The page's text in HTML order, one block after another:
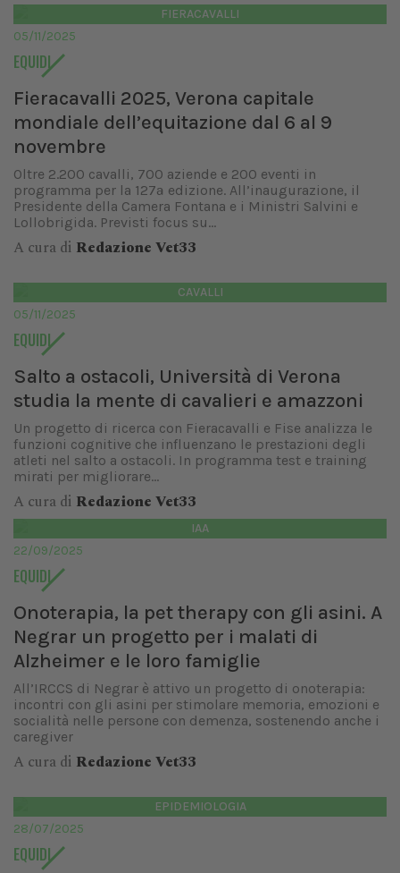
FIERACAVALLI
05/11/2025
EQUIDI
Fieracavalli 2025, Verona capitale
mondiale dell’equitazione dal 6 al 9
novembre
Oltre 2.200 cavalli, 700 aziende e 200 eventi in
programma per la 127ª edizione. All’inaugurazione, il
Presidente della Camera Fontana e i Ministri Salvini e
Lollobrigida. Previsti focus su...
A cura di Redazione Vet33
CAVALLI
05/11/2025
EQUIDI
Salto a ostacoli, Università di Verona
studia la mente di cavalieri e amazzoni
Un progetto di ricerca con Fieracavalli e Fise analizza le
funzioni cognitive che influenzano le prestazioni degli
atleti nel salto a ostacoli. In programma test e training
mirati per migliorare...
A cura di Redazione Vet33
IAA
22/09/2025
EQUIDI
Onoterapia, la pet therapy con gli asini. A
Negrar un progetto per i malati di
Alzheimer e le loro famiglie
All’IRCCS di Negrar è attivo un progetto di onoterapia:
incontri con gli asini per stimolare memoria, emozioni e
socialità nelle persone con demenza, sostenendo anche i
caregiver
A cura di Redazione Vet33
EPIDEMIOLOGIA
28/07/2025
EQUIDI